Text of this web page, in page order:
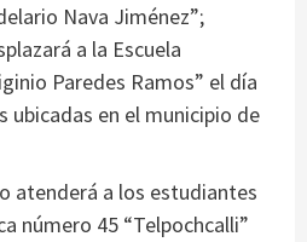
Nava Jiménez”;
a la Escuela
Paredes Ramos” el día
ubicadas en el municipio de
atenderá a los estudiantes
número 45 “Telpochcalli”